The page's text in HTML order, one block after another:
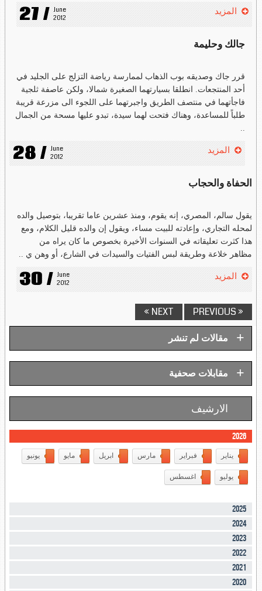
27 / June
2012
المزيد
جالك وحليمة
قرر جاك وصديقه بوب الذهاب لممارسة رياضة التزلج على الجليد في
أحد المنتجعات. انطلقا بسيارتهما الصغيرة شمالا، ولكن عاصفة ثلجية
فاجأتهما في منتصف الطريق واجبرتهما على اللجوء الى مزرعة قريبة
طلباً للمساعدة، وهناك فتحت لهما سيدة، تبدو عليها مسحة من الجمال
..
28 / June
2012
المزيد
الحفاة والحجاب
يقول سالم، المصري، إنه يقوم، ومنذ عشرين عاما تقريبا، بتوصيل والده
لمحله التجاري، وإعادته للبيت مساء، ويقول إن والده قليل الكلام، ومع
هذا كثرت تعليقاته في السنوات الأخيرة بخصوص ما كان يراه من
مظاهر خلاعة وطريقة لبس الفتيات والسيدات في الشارع، أو وهن ي ..
30 / June
2012
المزيد
« PREVIOUS
NEXT »
مقالات لم تنشر +
مقابلات صحفية +
الارشيف
2026
يناير فبراير مارس ابريل مايو يونيو
يوليو اغسطس
2025
2024
2023
2022
2021
2020